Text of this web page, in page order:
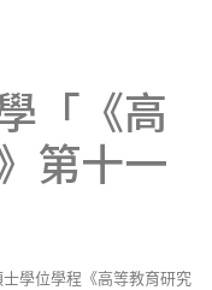
「《高
第十一
學位學程《高等教育研究